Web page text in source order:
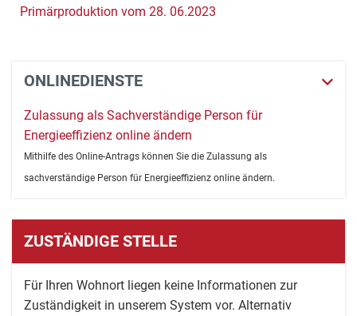
Primärproduktion vom 28. 06.2023
ONLINEDIENSTE
Zulassung als Sachverständige Person für
Energieeffizienz online ändern
Mithilfe des Online-Antrags können Sie die Zulassung als
sachverständige Person für Energieeffizienz online ändern.
ZUSTÄNDIGE STELLE
Für Ihren Wohnort liegen keine Informationen zur
Zuständigkeit in unserem System vor. Alternativ